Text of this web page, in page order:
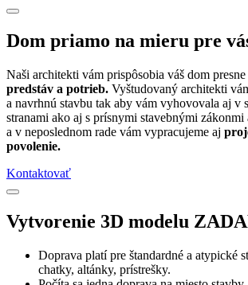
Dom priamo na mieru pre
Naši architekti vám prispôsobia váš dom presne
predstáv a potrieb. Vyštudovaný architekti
a navrhnú stavbu tak aby vám vyhovovala aj v
stranami ako aj s prísnymi stavebnými zákonmi
a v neposlednom rade vám vypracujeme aj
povolenie.
Kontaktovať
Vytvorenie 3D modelu
Doprava platí pre štandardné a atypické
chatky, altánky, prístrešky.